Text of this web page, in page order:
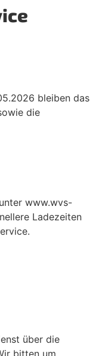
bleiben das
die
www.wvs-
Ladezeiten
über die
bitten um